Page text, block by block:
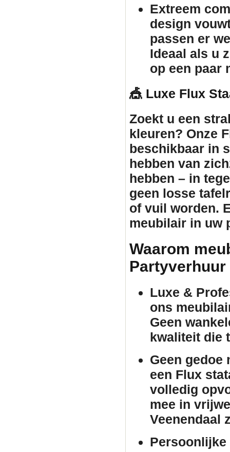
Extreem
design
passen er
Ideaal als u
op een paar
🎪 Luxe Flux
Zoekt u een
kleuren? Onze
beschikbaar in
hebben van
hebben – in
geen losse
of vuil worden.
meubilair in uw
Waarom
Partyverhuur
Luxe &
ons
Geen
kwaliteit die
Geen gedoe
een Flux
volledig
mee in
Veenendaal